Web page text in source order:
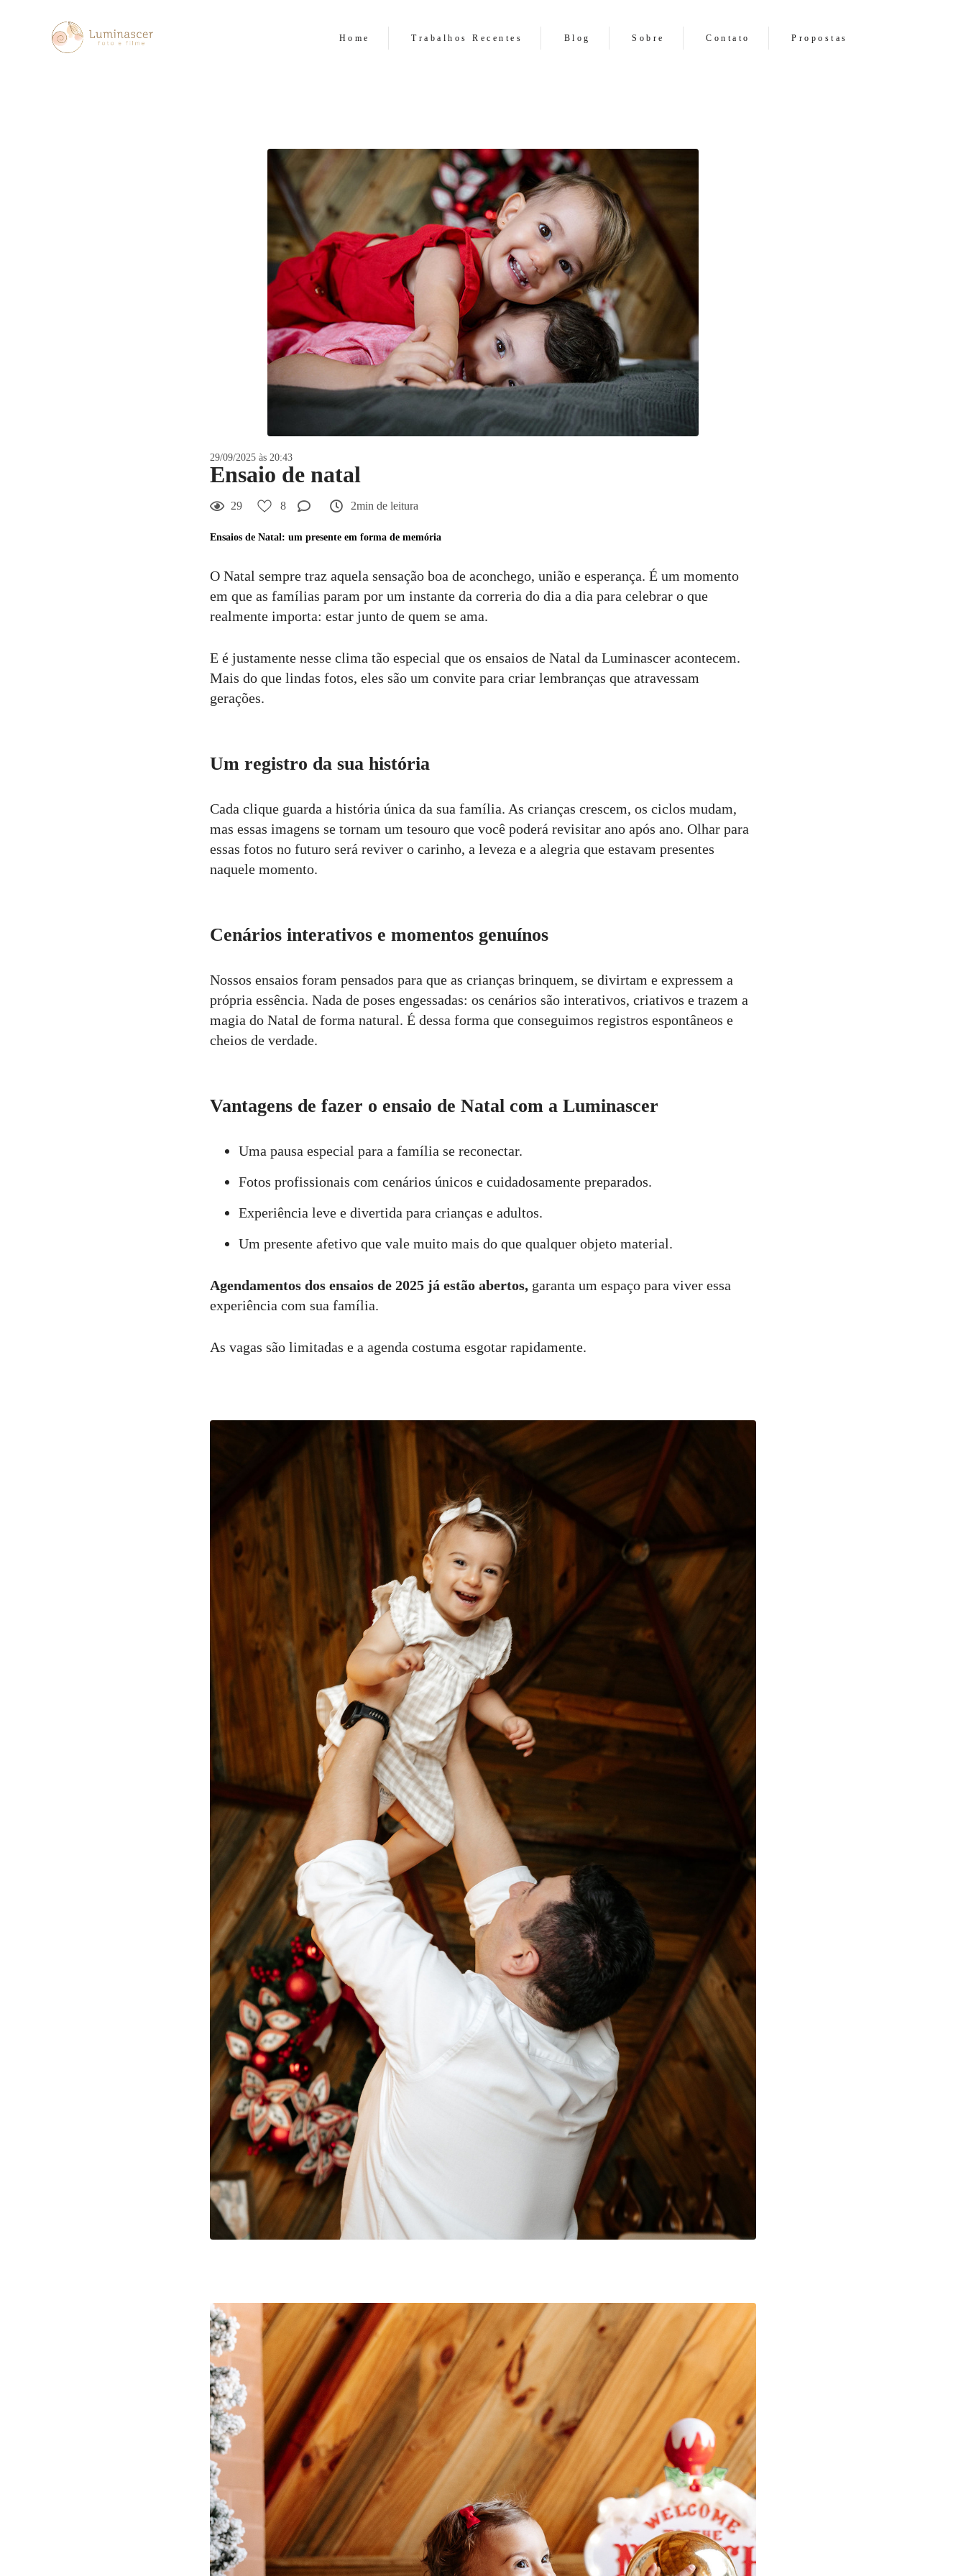
Home Trabalhos Recentes Blog Sobre Contato Propostas
29/09/2025 às 20:43
Ensaio de natal
29 8 2min de leitura
Ensaios de Natal: um presente em forma de memória
O Natal sempre traz aquela sensação boa de aconchego, união e esperança. É um momento
em que as famílias param por um instante da correria do dia a dia para celebrar o que
realmente importa: estar junto de quem se ama.
E é justamente nesse clima tão especial que os ensaios de Natal da Luminascer acontecem.
Mais do que lindas fotos, eles são um convite para criar lembranças que atravessam
gerações.
Um registro da sua história
Cada clique guarda a história única da sua família. As crianças crescem, os ciclos mudam,
mas essas imagens se tornam um tesouro que você poderá revisitar ano após ano. Olhar para
essas fotos no futuro será reviver o carinho, a leveza e a alegria que estavam presentes
naquele momento.
Cenários interativos e momentos genuínos
Nossos ensaios foram pensados para que as crianças brinquem, se divirtam e expressem a
própria essência. Nada de poses engessadas: os cenários são interativos, criativos e trazem a
magia do Natal de forma natural. É dessa forma que conseguimos registros espontâneos e
cheios de verdade.
Vantagens de fazer o ensaio de Natal com a Luminascer
Uma pausa especial para a família se reconectar.
Fotos profissionais com cenários únicos e cuidadosamente preparados.
Experiência leve e divertida para crianças e adultos.
Um presente afetivo que vale muito mais do que qualquer objeto material.
Agendamentos dos ensaios de 2025 já estão abertos, garanta um espaço para viver essa
experiência com sua família.
As vagas são limitadas e a agenda costuma esgotar rapidamente.